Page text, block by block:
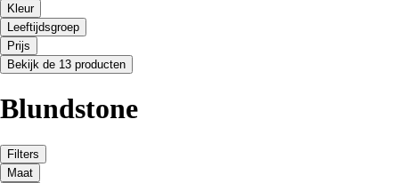
Kleur
Leeftijdsgroep
Prijs
Bekijk de 13 producten
Blundstone
Filters
Maat